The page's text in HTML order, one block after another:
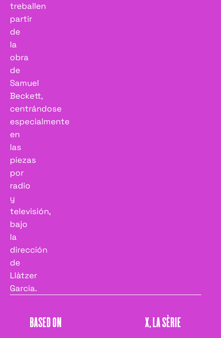
treballen
partir
de
la
obra
de
Samuel
Beckett,
centrándose
especialmente
en
las
piezas
por
radio
y
televisión,
bajo
la
dirección
de
Llàtzer
Garcia.
BASED ON X, LA SÈRIE